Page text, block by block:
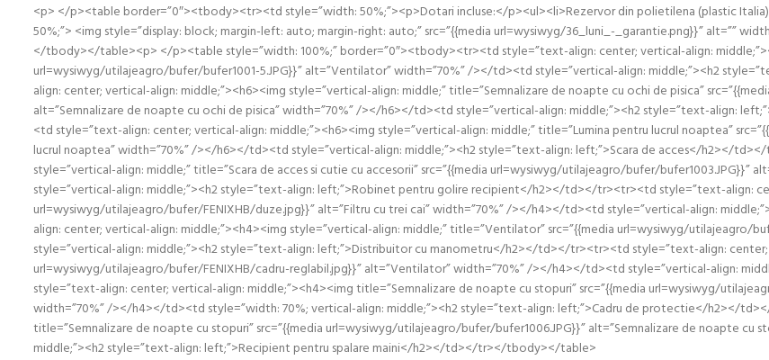
<p> </p><table border=”0″><tbody><tr><td style=”width: 50%;”><p>Dotari incluse:</p><ul><li>Rezervor din polietilena (plastic
50%;”> <img style=”display: block; margin-left: auto; margin-right: auto;” src=”{{media url=wysiwyg/36_luni_-_garantie.png}}” alt=””
</tbody></table><p> </p><table style=”width: 100%;” border=”0″><tbody><tr><td style=”text-align: center; vertical-align:
url=wysiwyg/utilajeagro/bufer/bufer1001-5.JPG}}” alt=”Ventilator” width=”70%” /></td><td style=”vertical-align: middle;”><h2
align: center; vertical-align: middle;”><h6><img style=”vertical-align: middle;” title=”Semnalizare de noapte cu ochi de pisica”
alt=”Semnalizare de noapte cu ochi de pisica” width=”70%” /></h6></td><td style=”vertical-align: middle;”><h2 style=”text-
<td style=”text-align: center; vertical-align: middle;”><h6><img style=”vertical-align: middle;” title=”Lumina pentru lucrul noaptea”
lucrul noaptea” width=”70%” /></h6></td><td style=”vertical-align: middle;”><h2 style=”text-align: left;”>Scara de acces</h2></
style=”vertical-align: middle;” title=”Scara de acces si cutie cu accesorii” src=”{{media url=wysiwyg/utilajeagro/bufer/bufer1003.JPG}}”
style=”vertical-align: middle;”><h2 style=”text-align: left;”>Robinet pentru golire recipient</h2></td></tr><tr><td style=”text-align:
url=wysiwyg/utilajeagro/bufer/FENIXHB/duze.jpg}}” alt=”Filtru cu trei cai” width=”70%” /></h4></td><td style=”vertical-align:
align: center; vertical-align: middle;”><h4><img style=”vertical-align: middle;” title=”Ventilator” src=”{{media url=wysiwyg/
style=”vertical-align: middle;”><h2 style=”text-align: left;”>Distribuitor cu manometru</h2></td></tr><tr><td style=”text-align:
url=wysiwyg/utilajeagro/bufer/FENIXHB/cadru-reglabil.jpg}}” alt=”Ventilator” width=”70%” /></h4></td><td style=”vertical-align:
style=”text-align: center; vertical-align: middle;”><h4><img title=”Semnalizare de noapte cu stopuri” src=”{{media url=wysiwyg/
width=”70%” /></h4></td><td style=”width: 70%; vertical-align: middle;”><h2 style=”text-align: left;”>Cadru de protectie</h2></
title=”Semnalizare de noapte cu stopuri” src=”{{media url=wysiwyg/utilajeagro/bufer/bufer1006.JPG}}” alt=”Semnalizare de noapte
middle;”><h2 style=”text-align: left;”>Recipient pentru spalare maini</h2></td></tr></tbody></table>